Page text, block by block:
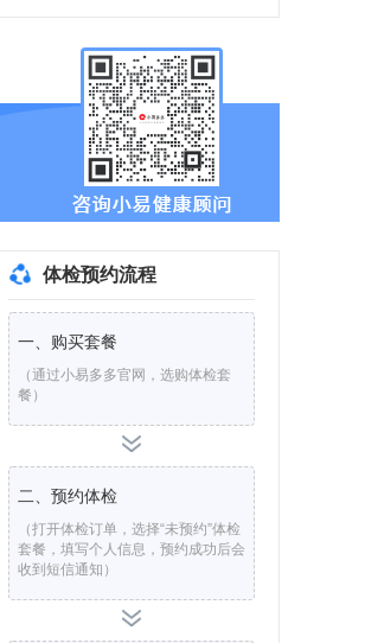
体检预约流程
一、购买套餐
（通过小易多多官网，选购体检套
餐）
二、预约体检
（打开体检订单，选择“未预约”体检
套餐，填写个人信息，预约成功后会
收到短信通知）